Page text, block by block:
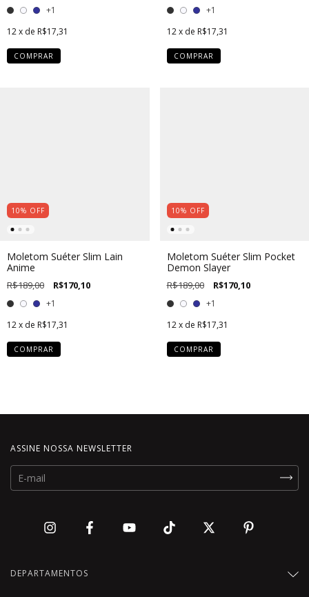
+1
12x de R$17,31
COMPRAR
+1
12 x de R$17,31
COMPRAR
10% OFF
Moletom Suéter Slim Lain
Anime
R$189,00 R$170,10
+1
12x de R$17,31
COMPRAR
10% OFF
Moletom Suéter Slim Pocket
Demon Slayer
R$189,00 R$170,10
+1
12 x de R$17,31
COMPRAR
ASSINE NOSSA NEWSLETTER
DEPARTAMENTOS